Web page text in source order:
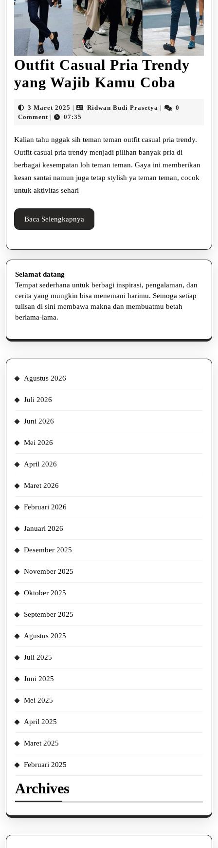
Outfit Casual Pria Trendy
yang Wajib Kamu Coba
yang
Wajib
3 Maret 2025 3
Maret
Ridwan Budi Prasetya Ridwan
0
Comment
07:35
Kalian tahu nggak sih teman teman outfit casual pria trendy.
Outfit casual pria trendy menjadi pilihan banyak pria di
berbagai kesempatan loh teman teman. Gaya ini memberikan
kesan santai namun juga tetap stylish ya teman teman, cocok
untuk aktivitas sehari
Baca Selengkapnya
Selengkapnya
Selamat datang
Tempat sederhana untuk berbagi inspirasi, pengalaman, dan
cerita yang mungkin bisa menemani harimu. Semoga setiap
tulisan di sini membawa makna dan membuatmu betah
berlama-lama.
Agustus 2026
Juli 2026
Juni 2026
Mei 2026
April 2026
Maret 2026
Februari 2026
Januari 2026
Desember 2025
November 2025
Oktober 2025
September 2025
Agustus 2025
Juli 2025
Juni 2025
Mei 2025
April 2025
Maret 2025
Februari 2025
Archives